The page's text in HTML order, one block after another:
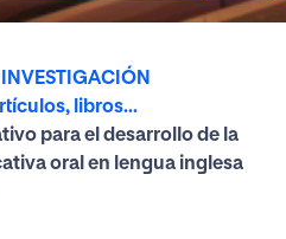
INVESTIGACIÓN
libros...
para el desarrollo de la
oral en lengua inglesa